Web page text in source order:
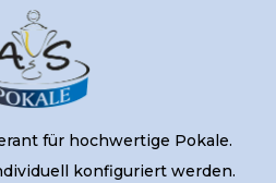
für hochwertige Pokale.
konfiguriert werden.